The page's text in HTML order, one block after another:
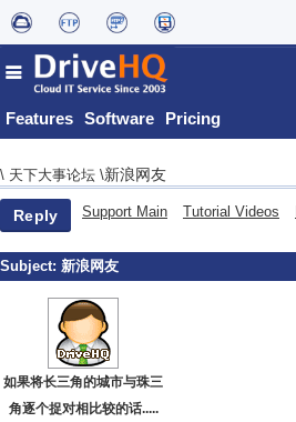
Features Software Pricing
\ 天下大事论坛 \新浪网友
Reply Support Main Tutorial Videos
Subject: 新浪网友
如果将长三角的城市与珠三
角逐个捉对相比较的话.....